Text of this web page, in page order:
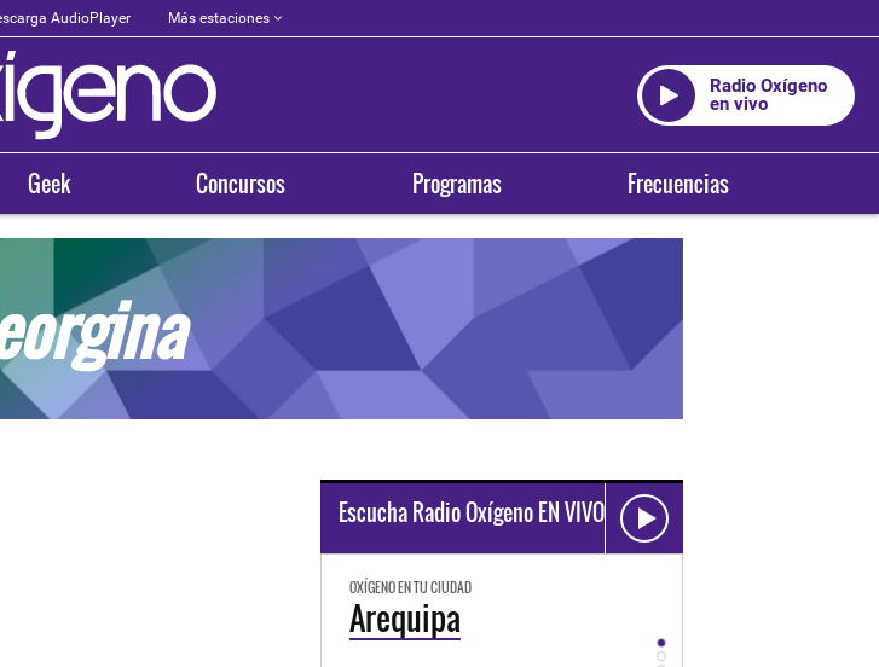
AudioPlayer Más estaciones
Radio Oxígeno
en vivo
Geek Concursos Programas Frecuencias
Escucha Radio Oxígeno EN VIVO
OXÍGENO EN TU CIUDAD
Trujillo